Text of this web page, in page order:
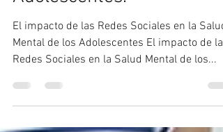
Adolescentes.
El impacto de las Redes Sociales en la Salud
Redes Sociales en la Salud Mental de los...